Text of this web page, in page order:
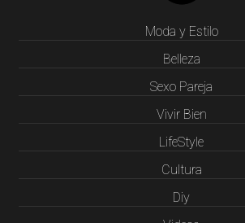
Moda y Estilo
Belleza
Sexo Pareja
Vivir Bien
LifeStyle
Cultura
Diy